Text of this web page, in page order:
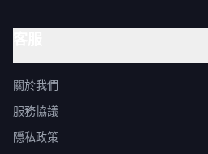
關於我們
服務協議
隱私政策